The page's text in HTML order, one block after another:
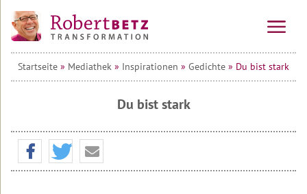
Vorträge
&
Veranstaltungen
Vorträge
Kurse
10-
Wochen-
Kraftinsel
Lesbos
Startseite » Mediathek » Inspirationen » Gedichte » Du bist stark
Du bist stark